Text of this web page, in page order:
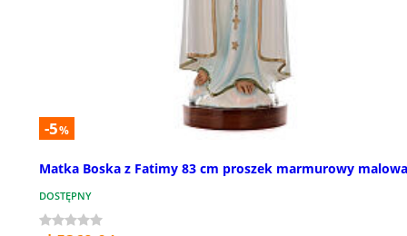
-5%
Matka Boska z Fatimy 83 cm proszek marmurowy
DOSTĘPNY